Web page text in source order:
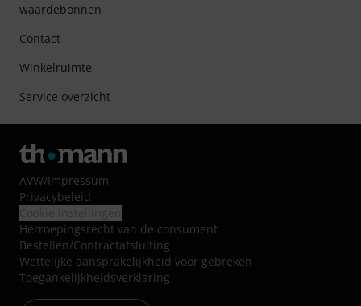
waardebonnen
Contact
Winkelruimte
Service overzicht
AVW/Impressum
Privacybeleid
Herroepingsrecht van de consument
Bestellen/Contractafsluiting
Wettelijke aansprakelijkheid voor gebreken
Toegankelijkheidsverklaring